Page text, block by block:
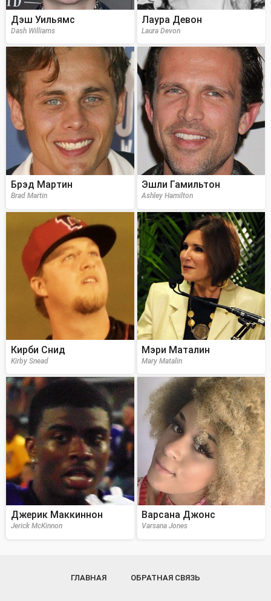
Дэш Уильямс
Dash Williams
Лаура Девон
Laura Devon
Брэд Мартин
Brad Martin
Эшли Гамильтон
Ashley Hamilton
Кирби Снид
Kirby Snead
Мэри Маталин
Mary Matalin
Джерик Маккиннон
Jerick McKinnon
Варсана Джонс
Varsana Jones
ГЛАВНАЯ ОБРАТНАЯ СВЯЗЬ